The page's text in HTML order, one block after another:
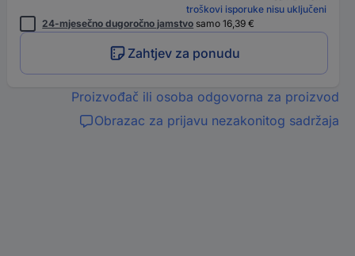
troškovi isporuke nisu uključeni
24-mjesečno dugoročno jamstvo samo 16,39 €
Zahtjev za ponudu
Proizvođač ili osoba odgovorna za proizvod
Obrazac za prijavu nezakonitog sadržaja